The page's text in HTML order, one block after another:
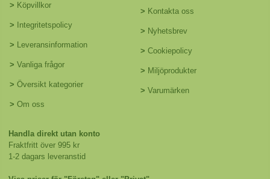
> Köpvillkor
> Integritetspolicy
> Leveransinformation
> Vanliga frågor
> Översikt kategorier
> Om oss
> Kontakta oss
> Nyhetsbrev
> Cookiepolicy
> Miljöprodukter
> Varumärken
Handla direkt utan konto
Fraktfritt över 995 kr
1-2 dagars leveranstid